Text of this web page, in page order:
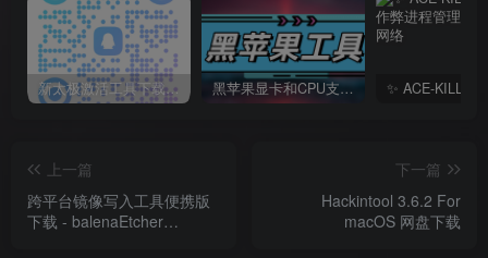
新太极激活工具下载/教程/充值/开户(QQ交流群号749113977) 黑苹果显卡和CPU支持情况以及购买硬件防踩坑指南
上一篇
跨平台镜像写入工具便携版
下载 - balenaEtcher
下一篇
Hackintool 3.6.2 For
macOS 网盘下载